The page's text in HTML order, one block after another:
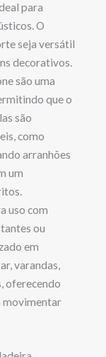
para
O
seja versátil
decorativos.
são uma
que o
são
como
arranhões
um
uso com
ou
em
varandas,
oferecendo
movimentar